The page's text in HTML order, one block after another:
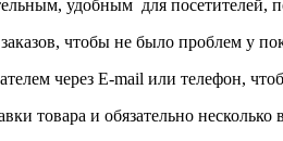
удобным для посетителей,
чтобы не было проблем у
через E-mail или телефон,
товара и обязательно